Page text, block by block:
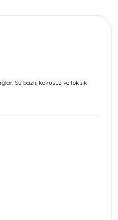
Su bazlı, kokusuz ve toksik